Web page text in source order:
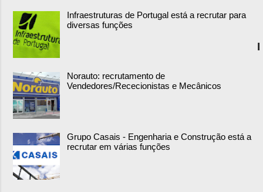
Infraestruturas de Portugal está a recrutar para
diversas funções
Norauto: recrutamento de
Vendedores/Rececionistas e Mecânicos
Grupo Casais - Engenharia e Construção está a
recrutar em várias funções
I